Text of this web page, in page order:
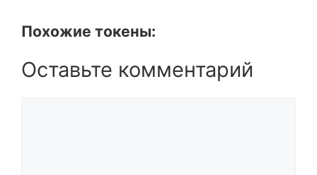
Похожие токены:
Оставьте комментарий